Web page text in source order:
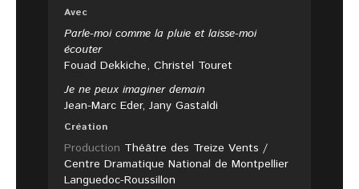
Avec
Parle-moi comme la pluie et laisse-moi
écouter
Fouad Dekkiche, Christel Touret
Je ne peux imaginer demain
Jean-Marc Eder, Jany Gastaldi
Création
Production Théâtre des Treize Vents /
Centre Dramatique National de Montpellier
Languedoc-Roussillon